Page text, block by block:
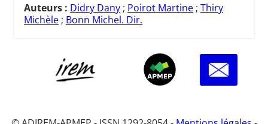
Auteurs : Didry Dany ; Poirot Martine ; Thiry
Michèle ; Bonn Michel. Dir.